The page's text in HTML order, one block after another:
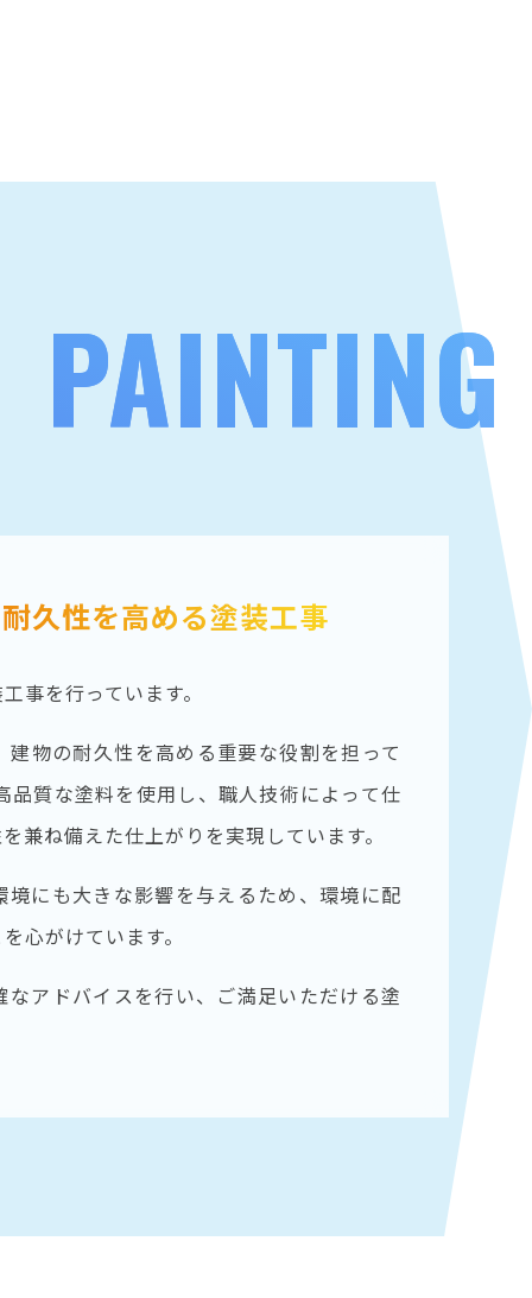
PAINTING
久性を高める塗装工事
事を行っています。
物の耐久性を高める重要な役割を担って
品質な塗料を使用し、職人技術によって仕
兼ね備えた仕上がりを実現しています。
にも大きな影響を与えるため、環境に配
心がけています。
アドバイスを行い、ご満足いただける塗